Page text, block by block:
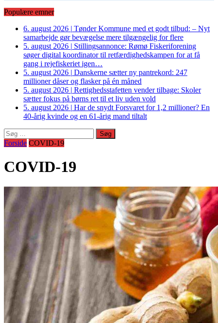
Populære emner
6. august 2026 | Tønder Kommune med et godt tilbud: – Nyt
samarbejde gør bevægelse mere tilgængelig for flere
5. august 2026 | Stillingsannonce: Rømø Fiskeriforening
søger digital koordinator til retfærdighedskampen for at få
gang i rejefiskeriet igen…
5. august 2026 | Danskerne sætter ny pantrekord: 247
millioner dåser og flasker på én måned
5. august 2026 | Rettighedsstafetten vender tilbage: Skoler
sætter fokus på børns ret til et liv uden vold
5. august 2026 | Har de snydt Forsvaret for 1,2 millioner? En
40-årig kvinde og en 61-årig mand tiltalt
Søg
efter:
Forside COVID-19
COVID-19